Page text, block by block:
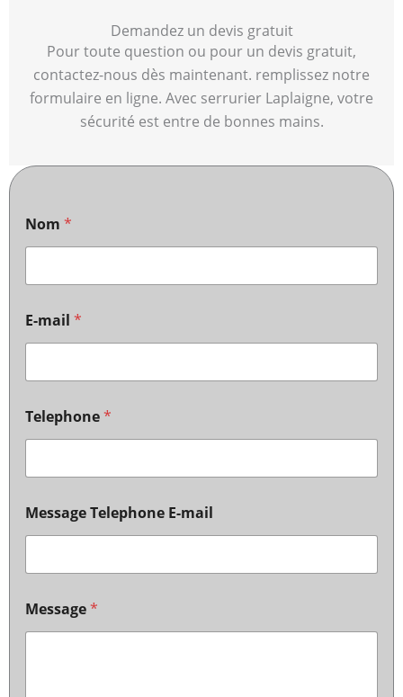
Demandez un devis gratuit
Pour toute question ou pour un devis gratuit,
contactez-nous dès maintenant. remplissez notre
formulaire en ligne. Avec serrurier Laplaigne, votre
sécurité est entre de bonnes mains.
Nom *
E-mail *
Telephone*
Message Telephone E-mail
Message*